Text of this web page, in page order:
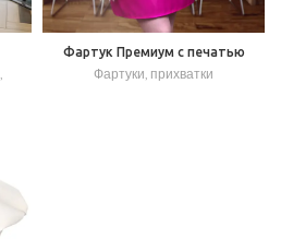
,
Фартук Премиум с печатью
Фартуки, прихватки